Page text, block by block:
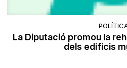
La Diputació promou la
dels edificis